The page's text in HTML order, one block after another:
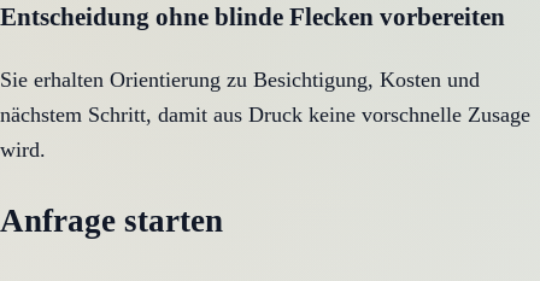
Entscheidung ohne blinde Flecken vorbereiten
Sie erhalten Orientierung zu Besichtigung, Kosten und
nächstem Schritt, damit aus Druck keine vorschnelle Zusage
wird.
Anfrage starten